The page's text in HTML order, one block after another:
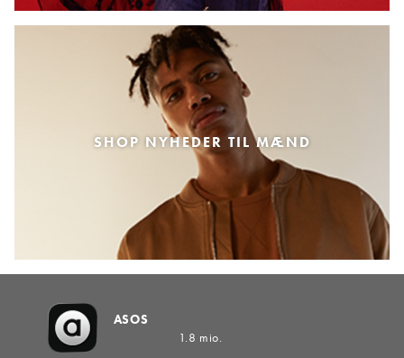
SHOP NYHEDER TIL MÆND
ASOS
1.8 mio.